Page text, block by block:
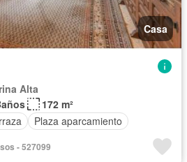
Casa
Alta
172 m²
Plaza aparcamiento
- 527099